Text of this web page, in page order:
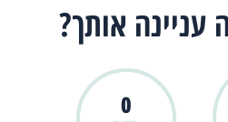
אותך?
0